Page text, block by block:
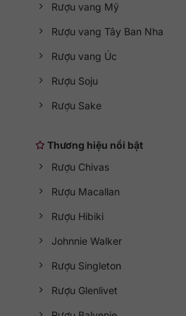
Rượu vang Mỹ
Rượu vang Tây Ban Nha
Rượu vang Úc
Rượu Soju
Rượu Sake
Thương hiệu nổi bật
Rượu Chivas
Rượu Macallan
Rượu Hibiki
Johnnie Walker
Rượu Singleton
Rượu Glenlivet